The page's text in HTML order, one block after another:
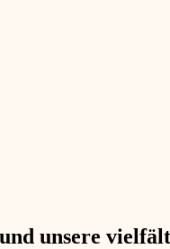
unsere